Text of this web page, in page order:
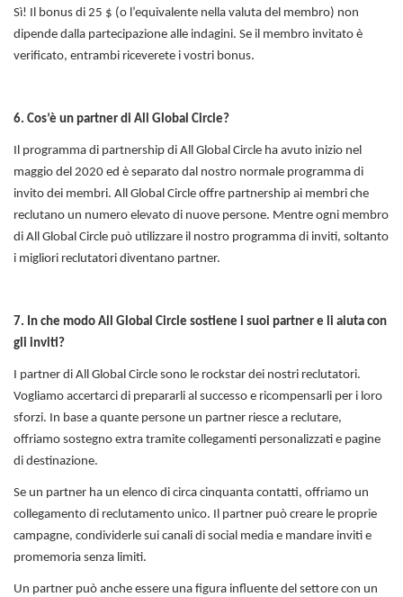
Sì! Il bonus di 25 $ (o l’equivalente nella valuta del membro) non
dipende dalla partecipazione alle indagini. Se il membro invitato è
verificato, entrambi riceverete i vostri bonus.
6. Cos’è un partner di All Global Circle?
Il programma di partnership di All Global Circle ha avuto inizio nel
maggio del 2020 ed è separato dal nostro normale programma di
invito dei membri. All Global Circle offre partnership ai membri che
reclutano un numero elevato di nuove persone. Mentre ogni membro
di All Global Circle può utilizzare il nostro programma di inviti, soltanto
i migliori reclutatori diventano partner.
7. In che modo All Global Circle sostiene i suoi partner e li aiuta con
gli inviti?
I partner di All Global Circle sono le rockstar dei nostri reclutatori.
Vogliamo accertarci di prepararli al successo e ricompensarli per i loro
sforzi. In base a quante persone un partner riesce a reclutare,
offriamo sostegno extra tramite collegamenti personalizzati e pagine
di destinazione.
Se un partner ha un elenco di circa cinquanta contatti, offriamo un
collegamento di reclutamento unico. Il partner può creare le proprie
campagne, condividerle sui canali di social media e mandare inviti e
promemoria senza limiti.
Un partner può anche essere una figura influente del settore con un